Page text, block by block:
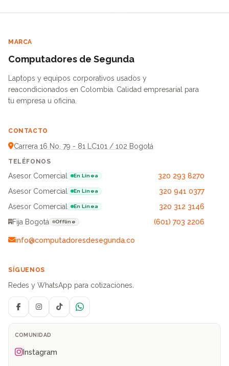
MARCA
Computadores de Segunda
Laptops y equipos corporativos usados y
reacondicionados en Colombia. Calidad empresarial para
tu empresa u oficina.
CONTACTO
Carrera 16 No. 79 - 81 LC101 / 102 Bogotá
TELÉFONOS
Asesor Comercial En Línea
320 293 8270
Asesor Comercial
En Línea
320 941 0377
Asesor Comercial
En Línea
320 312 3146
Fija Bogotá
Offline (601) 703 2206
info@computadoresdesegunda.co
SÍGUENOS
Redes y WhatsApp para cotizaciones.
FacebookInstagramTikTokWhatsApp
COMUNIDAD
Instagram